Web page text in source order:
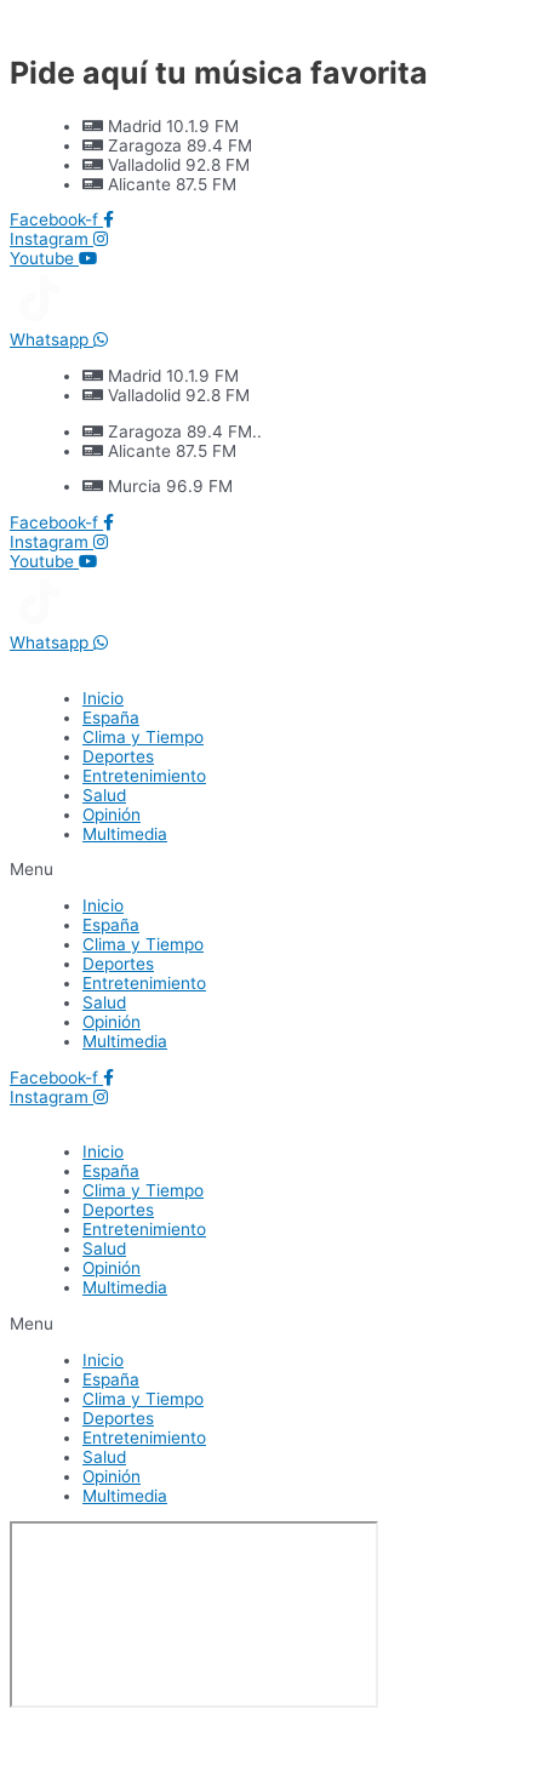
contenido
Pide aquí tu música favorita
Madrid 10.1.9 FM
Zaragoza 89.4 FM
Valladolid 92.8 FM
Alicante 87.5 FM
Facebook-f
Instagram
Youtube
Whatsapp
Madrid 10.1.9 FM
Valladolid 92.8 FM
Zaragoza 89.4 FM..
Alicante 87.5 FM
Murcia 96.9 FM
Facebook-f
Instagram
Youtube
Whatsapp
Inicio
España
Clima y Tiempo
Deportes
Entretenimiento
Salud
Opinión
Multimedia
Menu
Inicio
España
Clima y Tiempo
Deportes
Entretenimiento
Salud
Opinión
Multimedia
Facebook-f
Instagram
Inicio
España
Clima y Tiempo
Deportes
Entretenimiento
Salud
Opinión
Multimedia
Menu
Inicio
España
Clima y Tiempo
Deportes
Entretenimiento
Salud
Opinión
Multimedia